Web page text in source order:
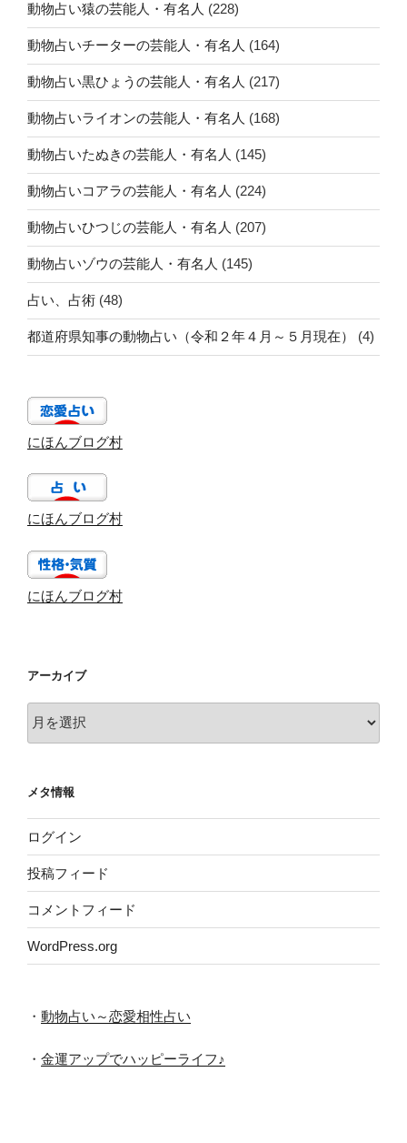
動物占い猿の芸能人・有名人 (228)
動物占いチーターの芸能人・有名人 (164)
動物占い黒ひょうの芸能人・有名人 (217)
動物占いライオンの芸能人・有名人 (168)
動物占いたぬきの芸能人・有名人 (145)
動物占いコアラの芸能人・有名人 (224)
動物占いひつじの芸能人・有名人 (207)
動物占いゾウの芸能人・有名人 (145)
占い、占術 (48)
都道府県知事の動物占い（令和２年４月～５月現在） (4)
にほんブログ村
にほんブログ村
にほんブログ村
アーカイブ
ー
ブ
メタ情報
ログイン
投稿フィード
コメントフィード
WordPress.org
・ 動物占い～恋愛相性占い
・ 金運アップでハッピーライフ♪